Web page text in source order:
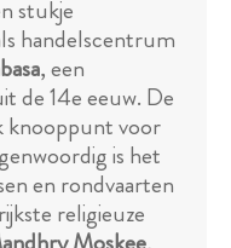
stukje
handelscentrum
, een
de 14e eeuw. De
knooppunt voor
is het
en rondvaarten
religieuze